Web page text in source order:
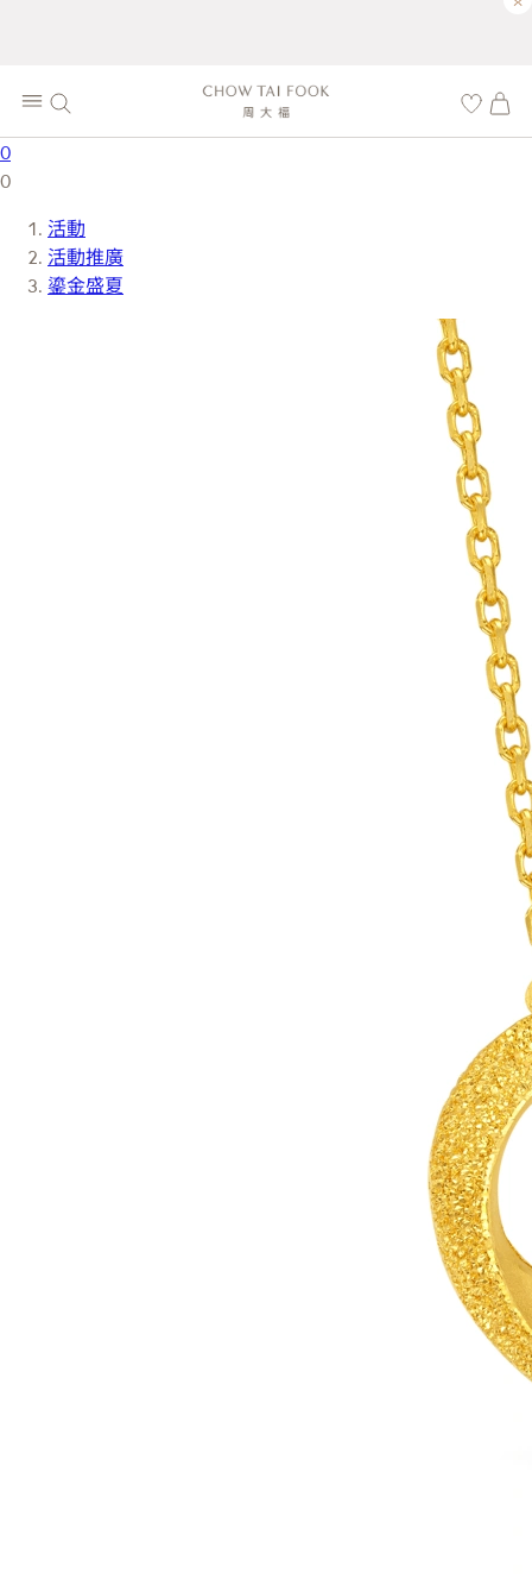
0
0
活動
活動推廣
鎏金盛夏